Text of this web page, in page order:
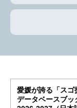
愛媛が誇る「スゴ
データベースブッ